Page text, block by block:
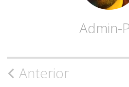
Admin-
Navegación
Anterior